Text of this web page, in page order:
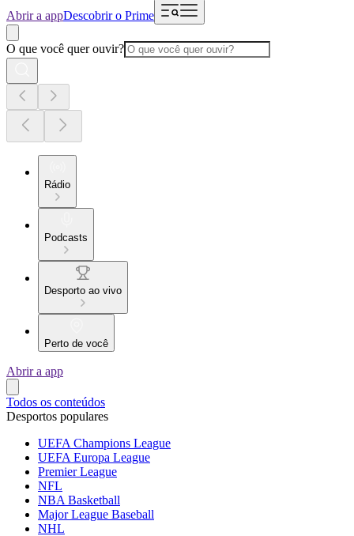
Abrir a appDescobrir o Prime
O que você quer ouvir?
Rádio
Podcasts
Desporto ao vivo
Perto de você
Abrir a app
Todos os conteúdos
Desportos populares
UEFA Champions League
UEFA Europa League
Premier League
NFL
NBA Basketball
Major League Baseball
NHL